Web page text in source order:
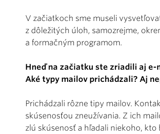
V začiatkoch sme museli
z dôležitých úloh, samozrejme,
a formačným programom.
Hneď na začiatku ste zriadili aj
Aké typy mailov prichádzali? Aj
Prichádzali rôzne tipy mailov.
skúsenosťou zneužívania. Z ich
zlú skúsenosť a hľadali niekoho,